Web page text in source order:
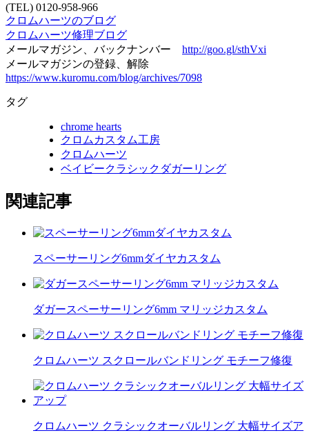
(TEL) 0120-958-966
クロムハーツのブログ
クロムハーツ修理ブログ
メールマガジン、バックナンバー http://goo.gl/sthVxi
メールマガジンの登録、解除
https://www.kuromu.com/blog/archives/7098
タグ
chrome hearts
クロムカスタム工房
クロムハーツ
ベイビークラシックダガーリング
関連記事
スペーサーリング6mmダイヤカスタム
ダガースペーサーリング6mm マリッジカスタム
クロムハーツ スクロールバンドリング モチーフ修復
クロムハーツ クラシックオーバルリング 大幅サイズア